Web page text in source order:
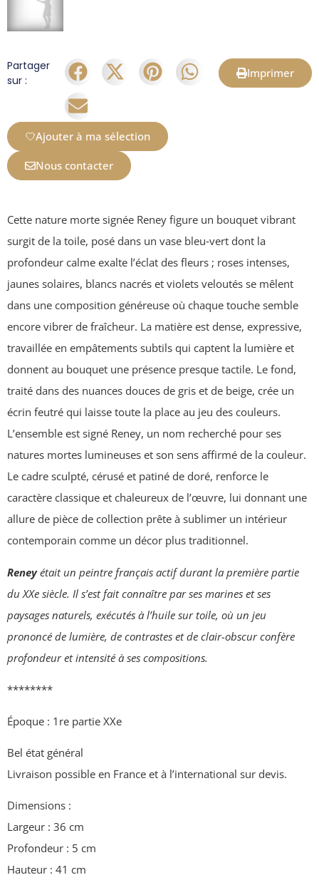
Partager
sur :
Imprimer
Ajouter à ma sélection
Nous contacter
Cette nature morte signée Reney figure un bouquet vibrant
surgit de la toile, posé dans un vase bleu‑vert dont la
profondeur calme exalte l’éclat des fleurs ; roses intenses,
jaunes solaires, blancs nacrés et violets veloutés se mêlent
dans une composition généreuse où chaque touche semble
encore vibrer de fraîcheur. La matière est dense, expressive,
travaillée en empâtements subtils qui captent la lumière et
donnent au bouquet une présence presque tactile. Le fond,
traité dans des nuances douces de gris et de beige, crée un
écrin feutré qui laisse toute la place au jeu des couleurs.
L’ensemble est signé Reney, un nom recherché pour ses
natures mortes lumineuses et son sens affirmé de la couleur.
Le cadre sculpté, cérusé et patiné de doré, renforce le
caractère classique et chaleureux de l’œuvre, lui donnant une
allure de pièce de collection prête à sublimer un intérieur
contemporain comme un décor plus traditionnel.
Reneyétait un peintre français actif durant la première partie
du XXe siècle. Il s’est fait connaître par ses marines et ses
paysages naturels, exécutés à l’huile sur toile, où un jeu
prononcé de lumière, de contrastes et de clair-obscur confère
profondeur et intensité à ses compositions.
********
Époque : 1re partie XXe
Bel état général
Livraison possible en France et à l’international sur devis.
Dimensions :
Largeur : 36 cm
Profondeur : 5 cm
Hauteur : 41 cm